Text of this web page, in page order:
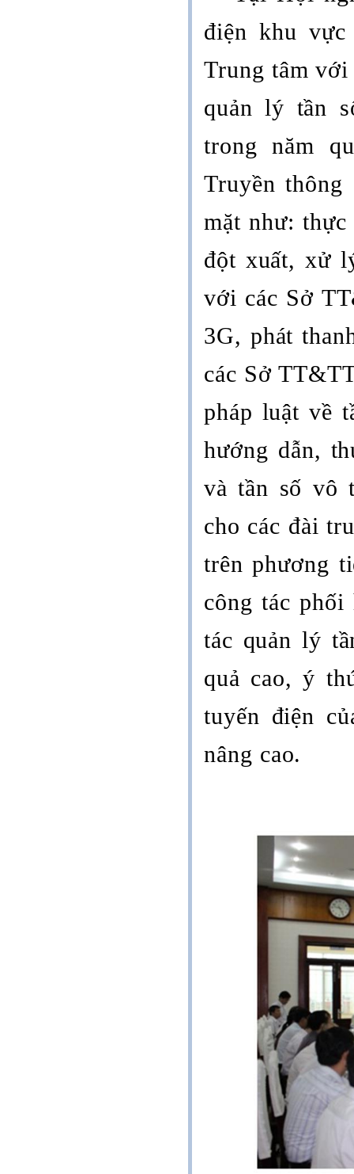
điện khu
Trung tâm
quản lý tần
trong năm
Truyền
mặt như:
đột xuất, xử
với các Sở
3G, phát
các Sở
pháp luật về
hướng dẫn,
và tần số vô
cho các đài
trên phương
công tác
tác quản lý
quả cao, ý
tuyến điện
nâng cao.